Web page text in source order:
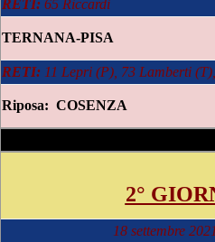
RETI: 65 Riccardi
TERNANA-PISA
RETI: 11 Lepri (P), 73 Lamberti
Riposa: COSENZA
2°
18 settembre